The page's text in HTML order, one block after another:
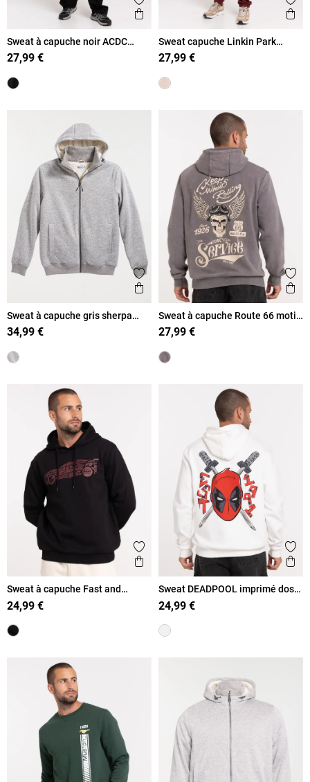
Ajouter aux favoris
Aperçu rapide
Sweat à capuche noir ACDC
homme
27,99 €
Sweat capuche Linkin Park
homme
27,99 €
Ajouter aux favoris
Aperçu rapide
Sweat à capuche gris sherpa
homme
34,99 €
Sweat à capuche Route 66 motif
dos homme
27,99 €
Ajouter aux favoris
Aperçu rapide
Sweat à capuche Fast and
Furious homme
24,99 €
Sweat DEADPOOL imprimé dos
homme
24,99 €